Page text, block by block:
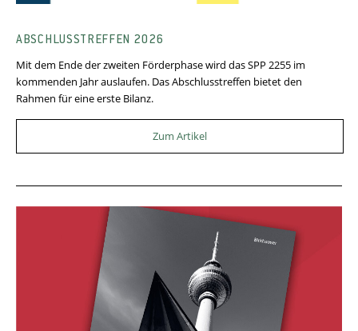
ABSCHLUSSTREFFEN 2026
Mit dem Ende der zweiten Förderphase wird das SPP 2255 im
kommenden Jahr auslaufen. Das Abschlusstreffen bietet den
Rahmen für eine erste Bilanz.
Zum Artikel